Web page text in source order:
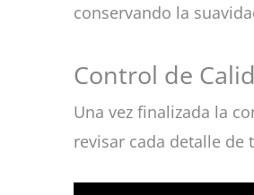
conservando la
Control de
Una vez finalizada la
revisar cada detalle